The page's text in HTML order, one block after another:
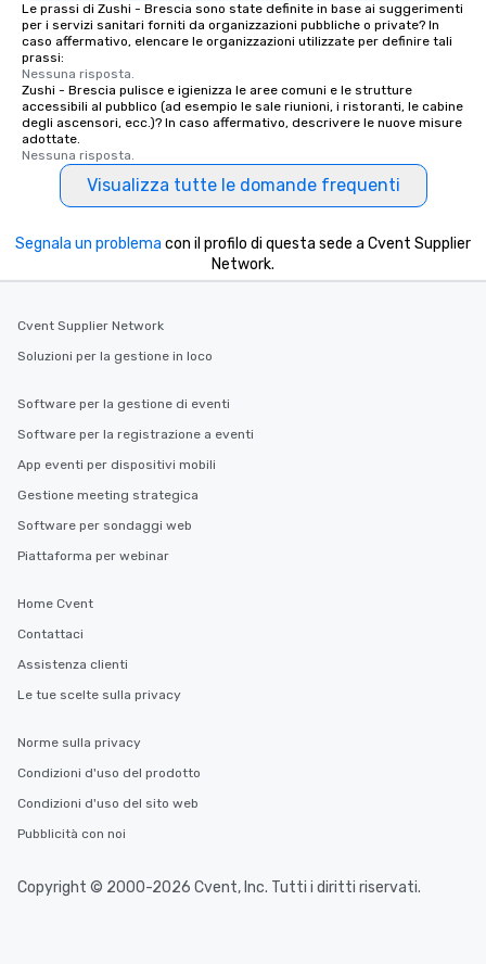
Le prassi di Zushi - Brescia sono state definite in base ai suggerimenti
per i servizi sanitari forniti da organizzazioni pubbliche o private? In
caso affermativo, elencare le organizzazioni utilizzate per definire tali
prassi:
Nessuna risposta.
Zushi - Brescia pulisce e igienizza le aree comuni e le strutture
accessibili al pubblico (ad esempio le sale riunioni, i ristoranti, le cabine
degli ascensori, ecc.)? In caso affermativo, descrivere le nuove misure
adottate.
Nessuna risposta.
Visualizza tutte le domande frequenti
Segnala un problema con il profilo di questa sede a Cvent Supplier
Network.
Cvent Supplier Network
Soluzioni per la gestione in loco
Software per la gestione di eventi
Software per la registrazione a eventi
App eventi per dispositivi mobili
Gestione meeting strategica
Software per sondaggi web
Piattaforma per webinar
Home Cvent
Contattaci
Assistenza clienti
Le tue scelte sulla privacy
Norme sulla privacy
Condizioni d'uso del prodotto
Condizioni d'uso del sito web
Pubblicità con noi
Copyright © 2000-2026 Cvent, Inc. Tutti i diritti riservati.